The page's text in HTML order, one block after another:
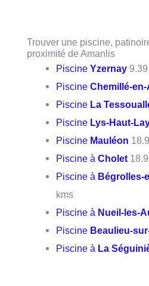
Trouver une piscine,
proximité de Amanlis
PiscineYzernay
PiscineChemillé-
Piscine La
Piscine Lys-Haut-
Piscine Mauléon
Piscine àCholet
Piscine à Bégrolles-
kms
Piscine à Nueil-les-
Piscine Beaulieu-
Piscine à La